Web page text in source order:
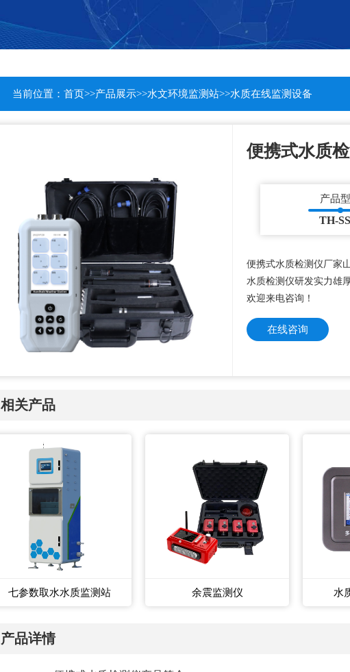
当前位置： 首页>>产品展示>>水文环境监测站>>水质在线监测设备
便携式水质
产品
TH-
便携式水质检测仪厂家
水质检测仪研发实力雄
欢迎来电咨询！
在线咨询
相关产品
七参数取水水质监测站 余震监测仪 水
产品详情